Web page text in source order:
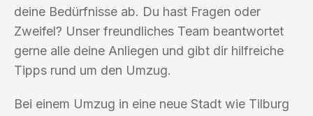
deine Bedürfnisse ab. Du hast Fragen oder
Zweifel? Unser freundliches Team beantwortet
gerne alle deine Anliegen und gibt dir hilfreiche
Tipps rund um den Umzug.
Bei einem Umzug in eine neue Stadt wie Tilburg